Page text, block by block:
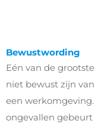
Bewustwording
Eén van de
niet bewust zijn
een
ongevallen